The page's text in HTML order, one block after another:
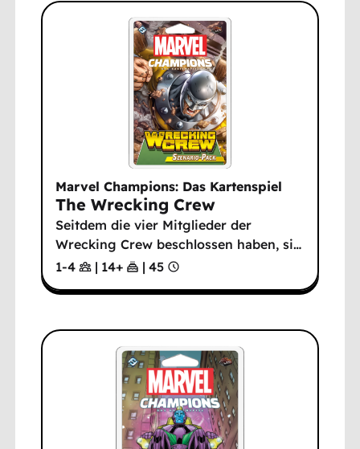
Marvel Champions: Das Kartenspiel
The Wrecking Crew
Seitdem die vier Mitglieder der
Wrecking Crew beschlossen haben, si…
1-4
| 14+ | 45